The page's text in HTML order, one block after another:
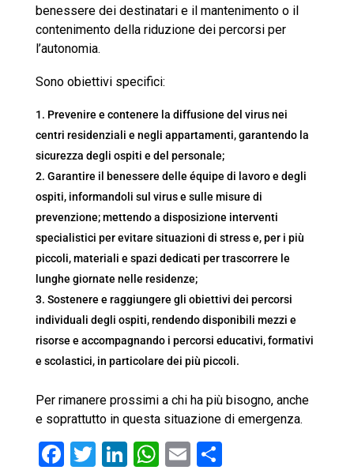
benessere dei destinatari e il mantenimento o il
contenimento della riduzione dei percorsi per
l’autonomia.
Sono obiettivi specifici:
Prevenire e contenere la diffusione del virus nei
centri residenziali e negli appartamenti, garantendo la
sicurezza degli ospiti e del personale;
Garantire il benessere delle équipe di lavoro e degli
ospiti, informandoli sul virus e sulle misure di
prevenzione; mettendo a disposizione interventi
specialistici per evitare situazioni di stress e, per i più
piccoli, materiali e spazi dedicati per trascorrere le
lunghe giornate nelle residenze;
Sostenere e raggiungere gli obiettivi dei percorsi
individuali degli ospiti, rendendo disponibili mezzi e
risorse e accompagnando i percorsi educativi, formativi
e scolastici, in particolare dei più piccoli.
Per rimanere prossimi a chi ha più bisogno, anche
e soprattutto in questa situazione di emergenza.
F T Li W E C